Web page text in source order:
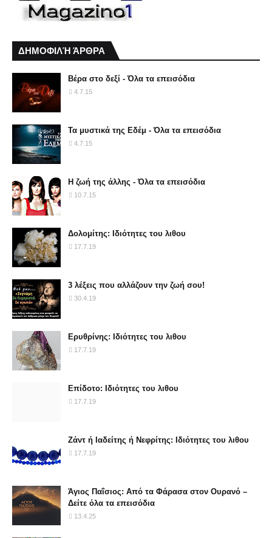
ΔΗΜΟΦΙΛΉ ΆΡΘΡΑ
Βέρα στο δεξί - Όλα τα επεισόδια
4.7.15
Τα μυστικά της Εδέμ - Όλα τα επεισόδια
4.7.15
Η ζωή της άλλης - Όλα τα επεισόδια
10.7.15
Δολομίτης: Ιδιότητες του λιθου
17.7.19
3 λέξεις που αλλάζουν την ζωή σου!
30.4.19
Ερυθρίνης: Ιδιότητες του λιθου
17.7.19
Επίδοτο: Ιδιότητες του λιθου
17.7.19
Ζάντ ή Ιαδείτης ή Νεφρίτης: Ιδιότητες του λιθου
17.7.19
Άγιος Παΐσιος: Από τα Φάρασα στον Ουρανό –
Δείτε όλα τα επεισόδια
13.4.25